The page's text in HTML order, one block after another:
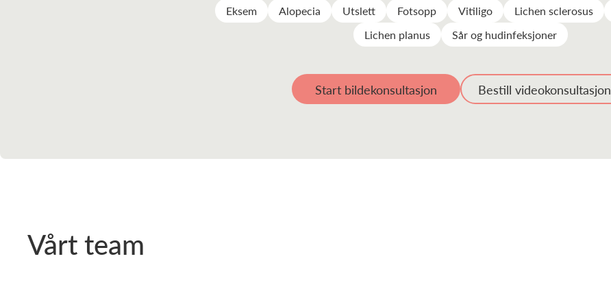
Eksem
Alopecia Utslett Fotsopp Vitiligo Lichen sclerosus
Lichen planus
Sår og hudinfeksjoner
Start bildekonsultasjon Bestill videokonsultasjon
Vårt team